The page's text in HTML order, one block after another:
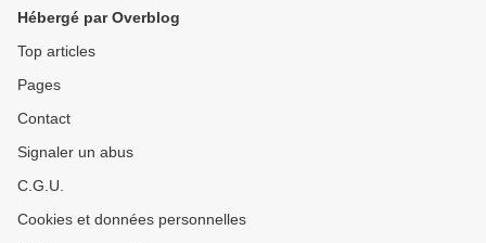
Hébergé par Overblog
Top articles
Pages
Contact
Signaler un abus
C.G.U.
Cookies et données personnelles